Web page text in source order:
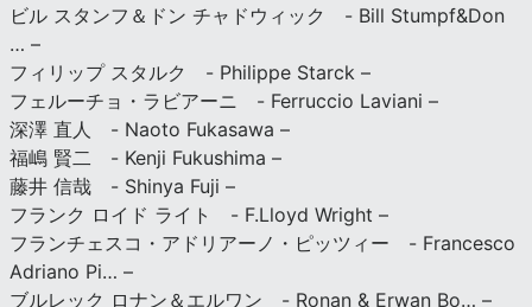
ビル スタンフ＆ドン チャドウィック - Bill Stumpf&Don
… –
フィリップ スタルク - Philippe Starck –
フェルーチョ・ラビアーニ - Ferruccio Laviani –
深澤 直人 - Naoto Fukasawa –
福嶋 賢二 - Kenji Fukushima –
藤井 信哉 - Shinya Fuji –
フランク ロイド ライト - F.Lloyd Wright –
フランチェスコ・アドリアーノ・ピッツィー - Francesco
Adriano Pi… –
ブルレック ロナン＆エルワン - Ronan & Erwan Bo… –